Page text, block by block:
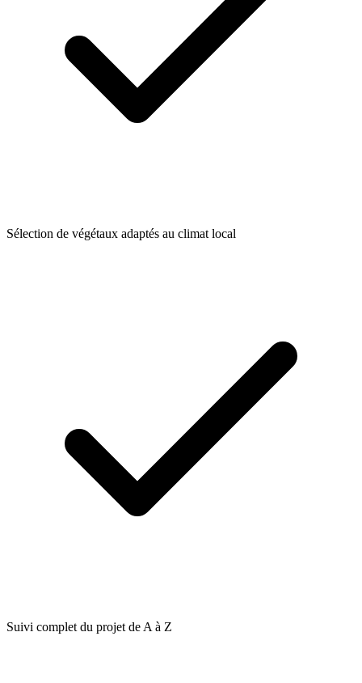
Sélection de végétaux adaptés au climat local
Suivi complet du projet de A à Z